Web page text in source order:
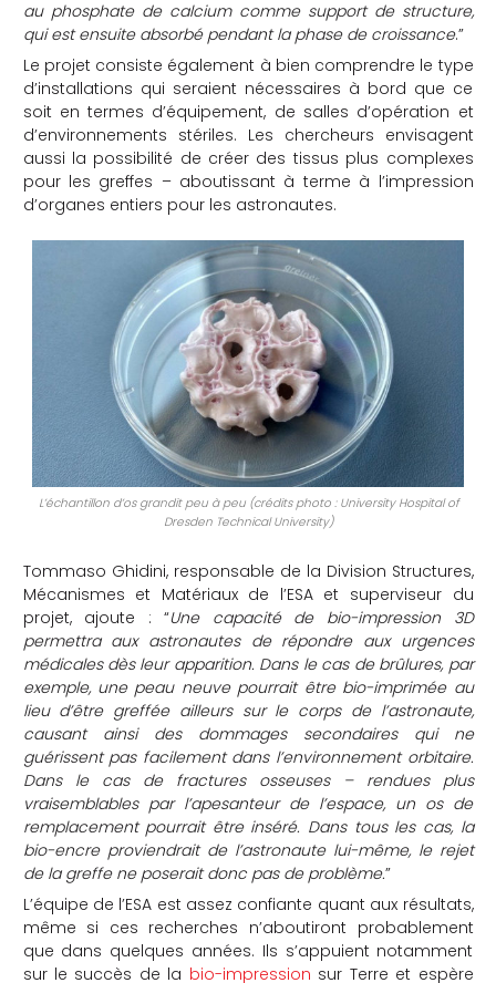
au phosphate de calcium comme support de structure,
qui est ensuite absorbé pendant la phase de croissance.”
Le projet consiste également à bien comprendre le type
d’installations qui seraient nécessaires à bord que ce
soit en termes d’équipement, de salles d’opération et
d’environnements stériles. Les chercheurs envisagent
aussi la possibilité de créer des tissus plus complexes
pour les greffes – aboutissant à terme à l’impression
d’organes entiers pour les astronautes.
L’échantillon d’os grandit peu à peu (crédits photo : University Hospital of
Dresden Technical University)
Tommaso Ghidini, responsable de la Division Structures,
Mécanismes et Matériaux de l’ESA et superviseur du
projet, ajoute : “Une capacité de bio-impression 3D
permettra aux astronautes de répondre aux urgences
médicales dès leur apparition. Dans le cas de brûlures, par
exemple, une peau neuve pourrait être bio-imprimée au
lieu d’être greffée ailleurs sur le corps de l’astronaute,
causant ainsi des dommages secondaires qui ne
guérissent pas facilement dans l’environnement orbitaire.
Dans le cas de fractures osseuses – rendues plus
vraisemblables par l’apesanteur de l’espace, un os de
remplacement pourrait être inséré. Dans tous les cas, la
bio-encre proviendrait de l’astronaute lui-même, le rejet
de la greffe ne poserait donc pas de problème.”
L’équipe de l’ESA est assez confiante quant aux résultats,
même si ces recherches n’aboutiront probablement
que dans quelques années. Ils s’appuient notamment
sur le succès de la bio-impression sur Terre et espère